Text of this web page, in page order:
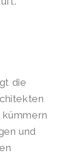
die
und